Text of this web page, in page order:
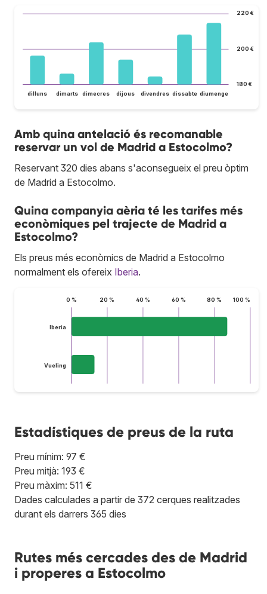
180 €
200 €
220 €
dilluns dimarts dimecres dijous divendres dissabte diumenge
Amb quina antelació és recomanable
reservar un vol de Madrid a Estocolmo?
Reservant 320 dies abans s'aconsegueix el preu òptim
de Madrid a Estocolmo.
Quina companyia aèria té les tarifes més
econòmiques pel trajecte de Madrid a
Estocolmo?
Els preus més econòmics de Madrid a Estocolmo
normalment els ofereix Iberia.
0 % 20 % 40 % 60 % 80 % 100 %
Iberia
Vueling
Estadístiques de preus de la ruta
Preu mínim: 97 €
Preu mitjà: 193 €
Preu màxim: 511 €
Dades calculades a partir de 372 cerques realitzades
durant els darrers 365 dies
Rutes més cercades des de Madrid
i properes a Estocolmo